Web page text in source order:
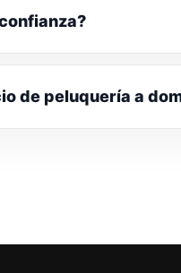
de peluquería a